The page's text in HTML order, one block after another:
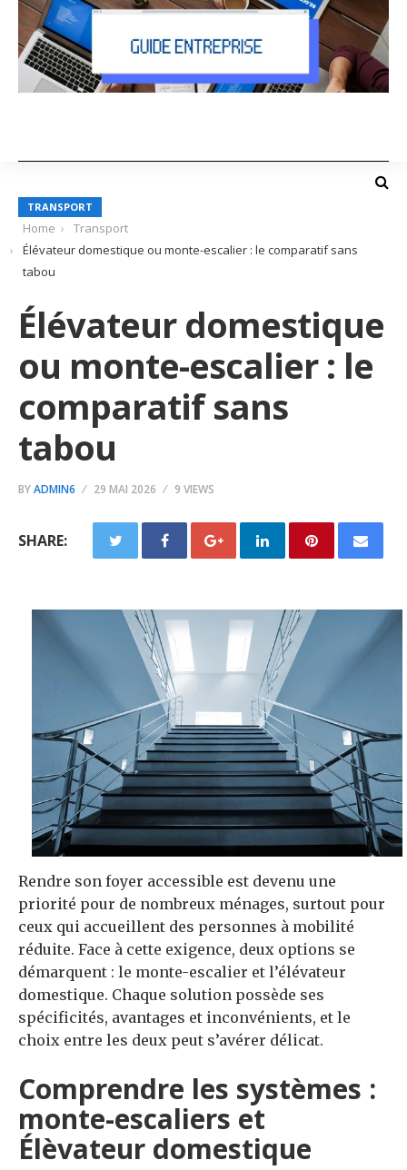
TRANSPORT
Home
Transport
Élévateur domestique ou monte-escalier : le comparatif sans
tabou
Élévateur domestique
ou monte-escalier : le
comparatif sans
tabou
BYADMIN6 29 MAI 2026 9 VIEWS
SHARE:
Rendre son foyer accessible est devenu une
priorité pour de nombreux ménages, surtout pour
ceux qui accueillent des personnes à mobilité
réduite. Face à cette exigence, deux options se
démarquent : le monte-escalier et l’élévateur
domestique. Chaque solution possède ses
spécificités, avantages et inconvénients, et le
choix entre les deux peut s’avérer délicat.
Comprendre les systèmes :
monte-escaliers et
Élèvateur domestique